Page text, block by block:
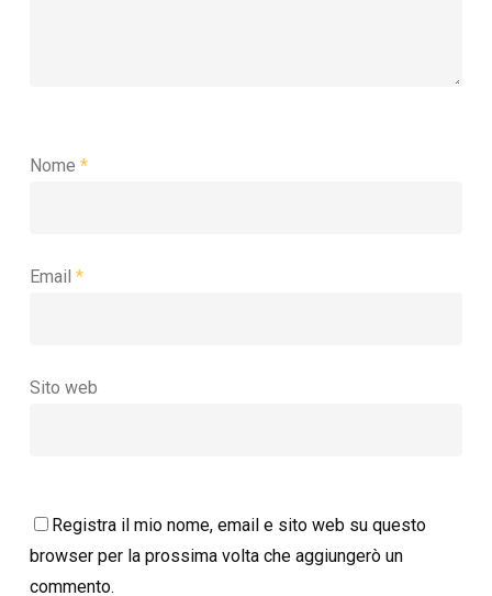
Nome *
Email *
Sito web
Registra il mio nome, email e sito web su questo
browser per la prossima volta che aggiungerò un
commento.